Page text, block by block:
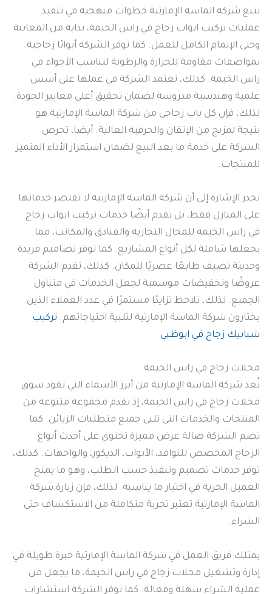
تتبع شركة الماسة الإمارتية خطوات منهجية في تنفيذ
عمليات تركيب ابواب زجاج في راس الخيمة، بداية من المعاينة
وحتى الإتمام الكامل للعمل. كما توفر الشركة أبوابًا زجاجية
بمواصفات مقاومة للحرارة والرطوبة لتناسب الأجواء في
راس الخيمة. كذلك، تعتمد الشركة في عملها على أسس
علمية وهندسية مدروسة لضمان تحقيق أعلى معايير الجودة.
لذلك، فإن كل باب زجاجي من شركة الماسة الإمارتية هو
نتيجة لمزيج من الإتقان والحرفية العالية. أيضا، تحرص
الشركة على خدمة ما بعد البيع لضمان استمرار الأداء المتميز
للمنتجات.
تجدر الإشارة إلى أن شركة الماسة الإمارتية لا تقتصر خدماتها
على المنازل فقط، بل تقدم أيضًا خدمات تركيب ابواب زجاج
في راس الخيمة للمحال التجارية والفنادق والمكاتب، مما
يجعلها شاملة لكل أنواع المشاريع. كما توفر تصاميم فريدة
وحديثة تضيف طابعًا عصريًا للمكان. كذلك، تقدم الشركة
عروضًا وتخفيضات موسمية لجعل الخدمات في متناول
الجميع. لذلك، نلاحظ تزايدًا مستمرًا في عدد العملاء الذين
يختارون شركة الماسة الإمارتية لتلبية احتياجاتهم. تركيب
شبابيك زجاج في ابوظبي
محلات زجاج في راس الخيمة
تُعد شركة الماسة الإمارتية من أبرز الأسماء التي تقود سوق
محلات زجاج في راس الخيمة، إذ تقدم مجموعة متنوعة من
المنتجات والخدمات التي تلبي جميع متطلبات الزبائن. كما
تضم الشركة صالة عرض مميزة تحتوي على أحدث أنواع
الزجاج المخصص للنوافذ، الأبواب، الديكور، والواجهات. كذلك،
توفر خدمات تصميم وتنفيذ حسب الطلب، وهو ما يمنح
العميل الحرية في اختيار ما يناسبه. لذلك، فإن زيارة شركة
الماسة الإمارتية تعتبر تجربة متكاملة من الاستكشاف حتى
الشراء.
يمتلك فريق العمل في شركة الماسة الإمارتية خبرة طويلة في
إدارة وتشغيل محلات زجاج في راس الخيمة، ما يجعل من
عملية الشراء سهلة وفعالة. كما توفر الشركة استشارات